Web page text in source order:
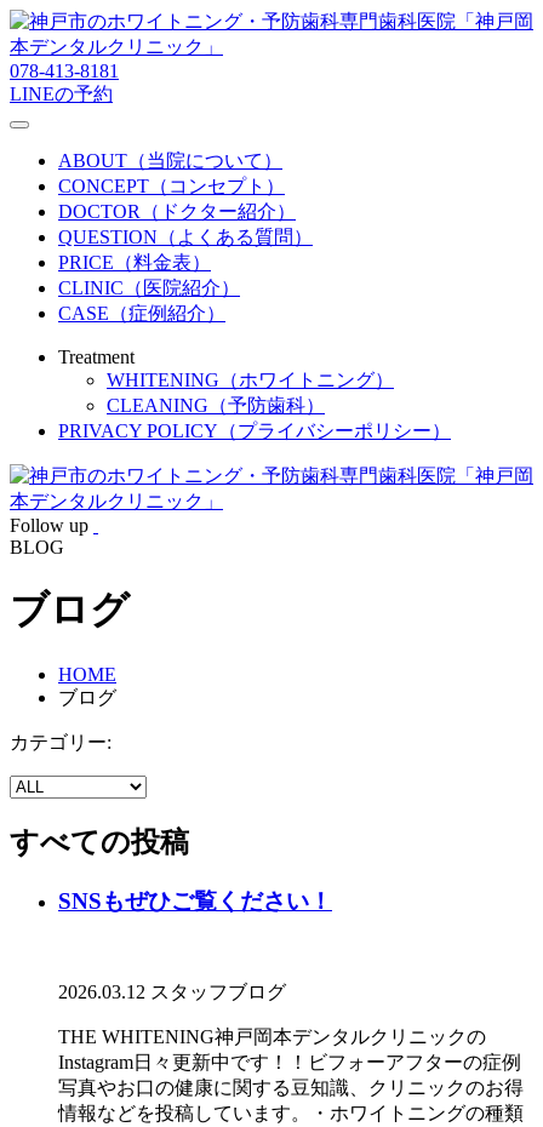
078-413-8181
LINEの予約
ABOUT（当院について）
CONCEPT（コンセプト）
DOCTOR（ドクター紹介）
QUESTION（よくある質問）
PRICE（料金表）
CLINIC（医院紹介）
CASE（症例紹介）
Treatment
WHITENING（ホワイトニング）
CLEANING（予防歯科）
PRIVACY POLICY（プライバシーポリシー）
Follow up
BLOG
ブログ
HOME
ブログ
カテゴリー:
すべての投稿
SNSもぜひご覧ください！
2026.03.12 スタッフブログ
THE WHITENING神戸岡本デンタルクリニックの
Instagram日々更新中です！！ビフォーアフターの症例
写真やお口の健康に関する豆知識、クリニックのお得
情報などを投稿しています。・ホワイトニングの種類